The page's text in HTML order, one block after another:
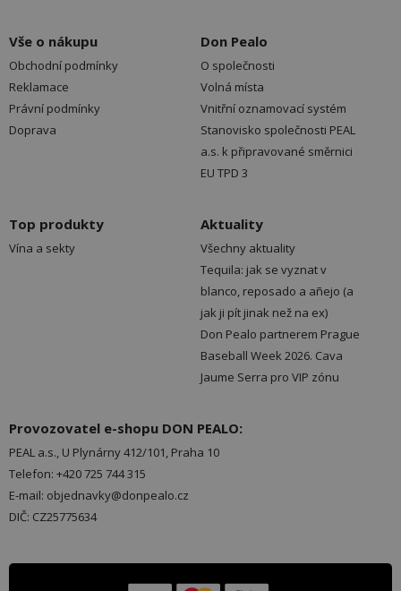
Vše o nákupu
Obchodní podmínky
Reklamace
Právní podmínky
Doprava
Don Pealo
O společnosti
Volná místa
Vnitřní oznamovací systém
Stanovisko společnosti PEAL
a.s. k připravované směrnici
EU TPD 3
Top produkty
Vína a sekty
Aktuality
Všechny aktuality
Tequila: jak se vyznat v
blanco, reposado a añejo (a
jak ji pít jinak než na ex)
Don Pealo partnerem Prague
Baseball Week 2026. Cava
Jaume Serra pro VIP zónu
Provozovatel e-shopu DON PEALO:
PEAL a.s., U Plynárny 412/101, Praha 10
Telefon: +420 725 744 315
E-mail: objednavky@donpealo.cz
DIČ: CZ25775634